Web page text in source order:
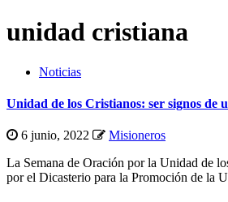
unidad cristiana
Noticias
Unidad de los Cristianos: ser signos de
6 junio, 2022
Misioneros
La Semana de Oración por la Unidad de
por el Dicasterio para la Promoción de la